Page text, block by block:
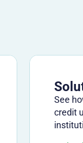
See
credit